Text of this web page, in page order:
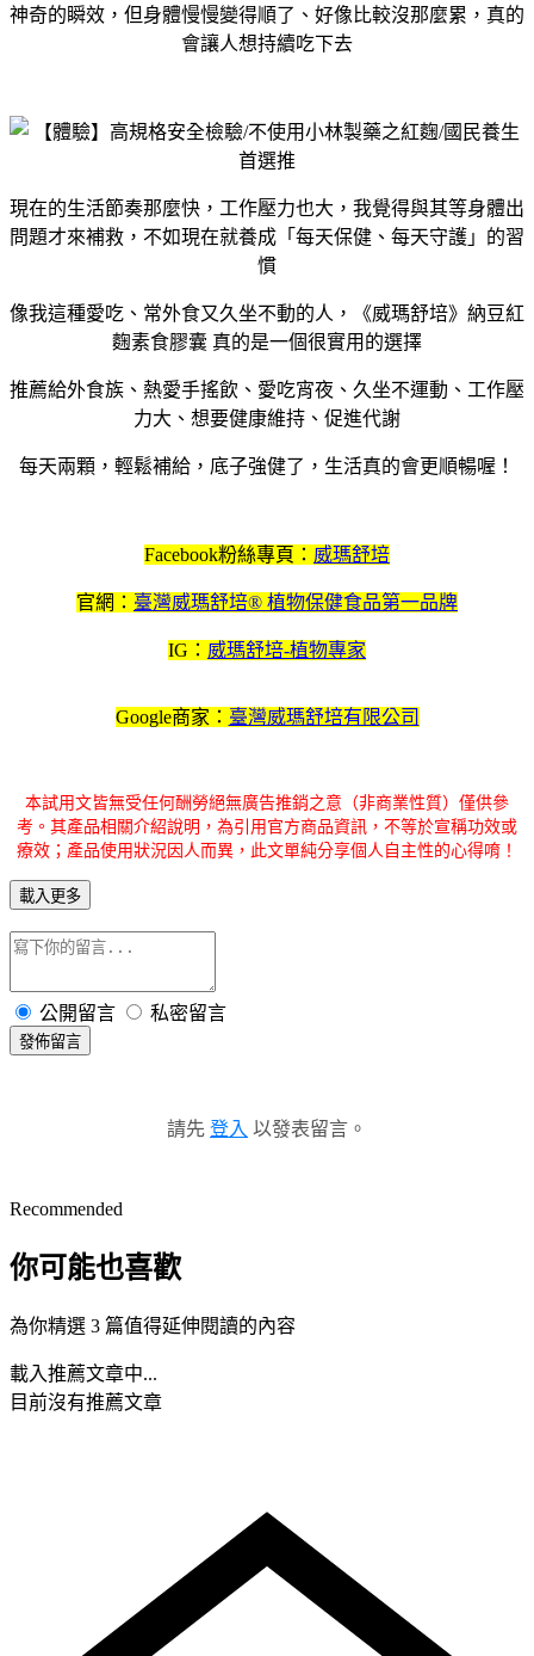
神奇的瞬效，但身體慢慢變得順了、好像比較沒那麼累，真的
會讓人想持續吃下去
現在的生活節奏那麼快，工作壓力也大，我覺得與其等身體出
問題才來補救，不如現在就養成「每天保健、每天守護」的習
慣
像我這種愛吃、常外食又久坐不動的人，《威瑪舒培》納豆紅
麴素食膠囊 真的是一個很實用的選擇
推薦給外食族、熱愛手搖飲、愛吃宵夜、久坐不運動、工作壓
力大、想要健康維持、促進代謝
每天兩顆，輕鬆補給，底子強健了，生活真的會更順暢喔！
Facebook粉絲專頁： 威瑪舒培
官網： 臺灣威瑪舒培® 植物保健食品第一品牌
IG： 威瑪舒培-植物專家
Google商家： 臺灣威瑪舒培有限公司
本試用文皆無受任何酬勞絕無廣告推銷之意（非商業性質）僅供參
考。其產品相關介紹說明，為引用官方商品資訊，不等於宣稱功效或
療效；產品使用狀況因人而異，此文單純分享個人自主性的心得唷！
載入更多
公開留言 私密留言
發佈留言
請先 登入 以發表留言。
Recommended
你可能也喜歡
為你精選 3 篇值得延伸閱讀的內容
載入推薦文章中...
目前沒有推薦文章